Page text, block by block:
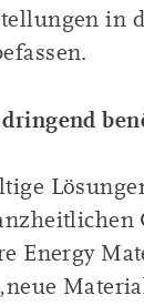
in
Energy